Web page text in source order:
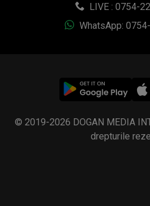
LIVE : 0754-
WhatsApp:
© 2019-2026 DOGAN MEDIA
drepturile